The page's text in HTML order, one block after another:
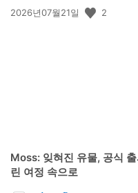
공
2026년07월21일 2
Moss: 잊혀진 유물, 공식
린 여정 속으로